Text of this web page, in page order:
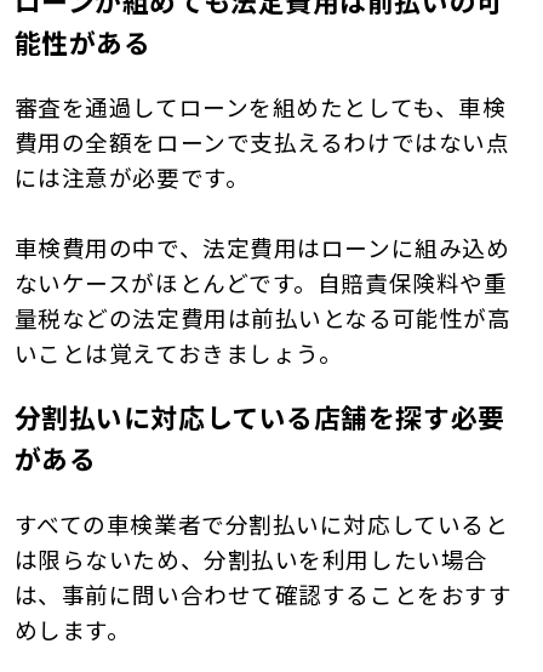
能性がある
審査を通過してローンを組めたとしても、車検
費用の全額をローンで支払えるわけではない点
には注意が必要です。
車検費用の中で、法定費用はローンに組み込め
ないケースがほとんどです。自賠責保険料や重
量税などの法定費用は前払いとなる可能性が高
いことは覚えておきましょう。
分割払いに対応している店舗を探す必要
がある
すべての車検業者で分割払いに対応していると
は限らないため、分割払いを利用したい場合
は、事前に問い合わせて確認することをおすす
めします。